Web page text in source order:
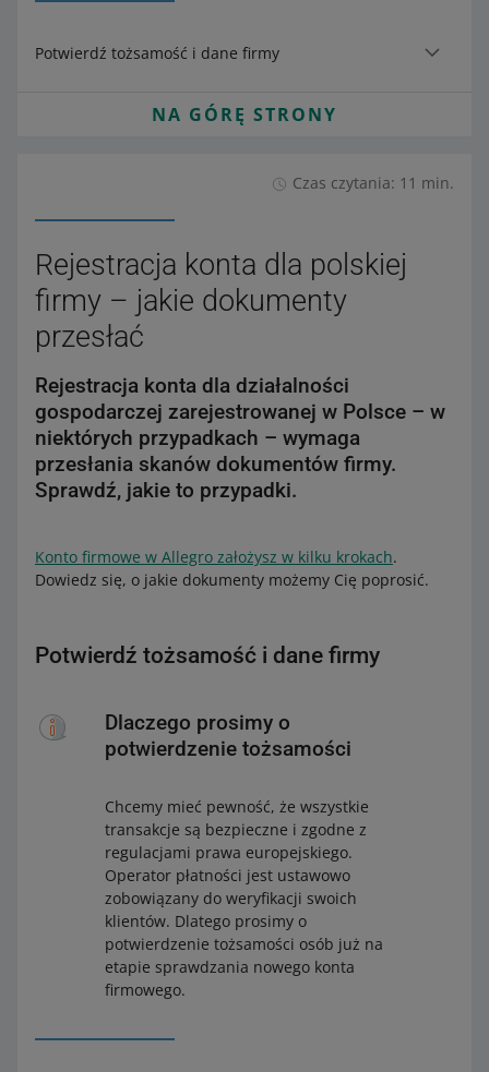
Potwierdź tożsamość i dane firmy
NA GÓRĘ STRONY
Czas czytania: 11 min.
Rejestracja konta dla polskiej
firmy – jakie dokumenty
przesłać
Rejestracja konta dla działalności
gospodarczej zarejestrowanej w Polsce – w
niektórych przypadkach – wymaga
przesłania skanów dokumentów firmy.
Sprawdź, jakie to przypadki.
Konto firmowe w Allegro założysz w kilku krokach.
Dowiedz się, o jakie dokumenty możemy Cię poprosić.
Potwierdź tożsamość i dane firmy
Dlaczego prosimy o
potwierdzenie tożsamości
Chcemy mieć pewność, że wszystkie
transakcje są bezpieczne i zgodne z
regulacjami prawa europejskiego.
Operator płatności jest ustawowo
zobowiązany do weryfikacji swoich
klientów. Dlatego prosimy o
potwierdzenie tożsamości osób już na
etapie sprawdzania nowego konta
firmowego.